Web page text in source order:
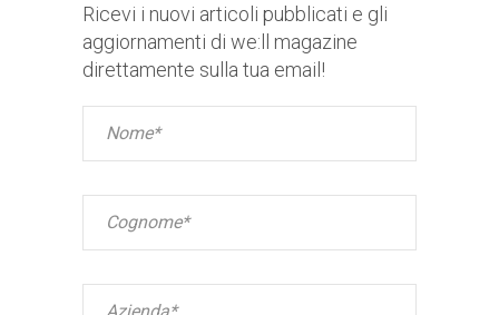
Ricevi i nuovi articoli pubblicati e gli
aggiornamenti di we:ll magazine
direttamente sulla tua email!